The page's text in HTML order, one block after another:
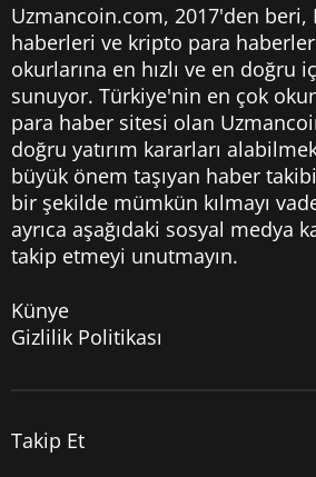
Uzmancoin.com, 2017'den beri,
haberleri ve kripto para
okurlarına en hızlı ve en doğru
sunuyor. Türkiye'nin en çok
para haber sitesi olan
doğru yatırım kararları
büyük önem taşıyan haber
bir şekilde mümkün kılmayı
ayrıca aşağıdaki sosyal medya
takip etmeyi unutmayın.
Künye
Gizlilik Politikası
Takip Et